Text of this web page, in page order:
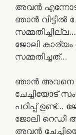
അവൻ
ഞാൻ വീട്ടിൽ
സമ്മതിച്ചില്ല…
ജോലി
സമ്മതിച്ചത്…
ഞാൻ അവനെ
ചേച്ചിയോട്
പഠിപ്പ് ഉണ്ട്…
ജോലി റെഡി
അവൻ